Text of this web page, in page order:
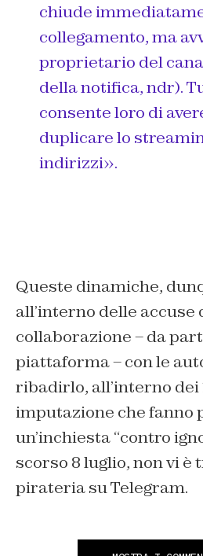
chiude
collegamento, ma
proprietario del
della notifica, ndr).
consente loro di
duplicare lo
indirizzi».
Queste dinamiche,
all’interno delle accuse
collaborazione – da
piattaforma – con le
ribadirlo, all’interno dei
imputazione che fanno
un’inchiesta “contro
scorso 8 luglio, non vi è
pirateria su Telegram.